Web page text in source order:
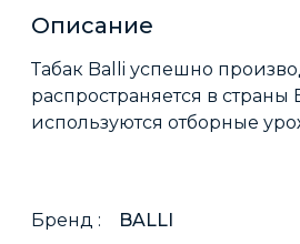
Описание
Табак Balli успешно
распространяется в страны
используются отборные
Бренд :
BALLI